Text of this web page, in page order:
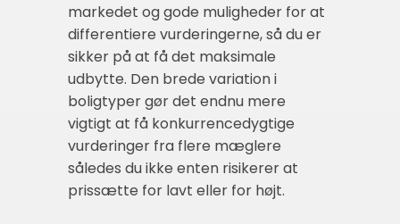
markedet og gode muligheder for at
differentiere vurderingerne, så du er
sikker på at få det maksimale
udbytte. Den brede variation i
boligtyper gør det endnu mere
vigtigt at få konkurrencedygtige
vurderinger fra flere mæglere
således du ikke enten risikerer at
prissætte for lavt eller for højt.